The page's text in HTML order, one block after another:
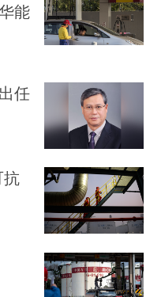
能
任
抗